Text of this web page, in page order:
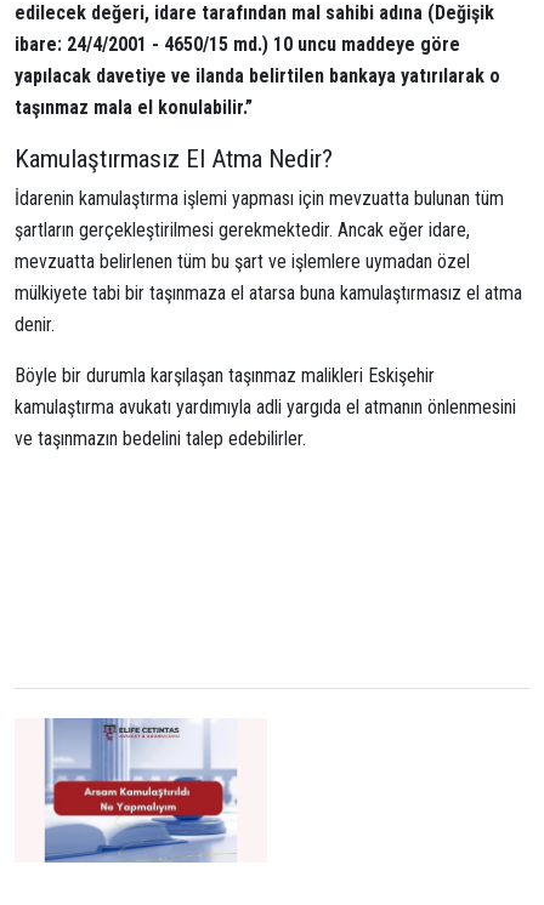
edilecek değeri, idare tarafından mal sahibi adına (Değişik
ibare: 24/4/2001 - 4650/15 md.) 10 uncu maddeye göre
yapılacak davetiye ve ilanda belirtilen bankaya yatırılarak o
taşınmaz mala el konulabilir.”
Kamulaştırmasız El Atma Nedir?
İdarenin kamulaştırma işlemi yapması için mevzuatta bulunan tüm
şartların gerçekleştirilmesi gerekmektedir. Ancak eğer idare,
mevzuatta belirlenen tüm bu şart ve işlemlere uymadan özel
mülkiyete tabi bir taşınmaza el atarsa buna kamulaştırmasız el atma
denir.
Böyle bir durumla karşılaşan taşınmaz malikleri Eskişehir
kamulaştırma avukatı yardımıyla adli yargıda el atmanın önlenmesini
ve taşınmazın bedelini talep edebilirler.